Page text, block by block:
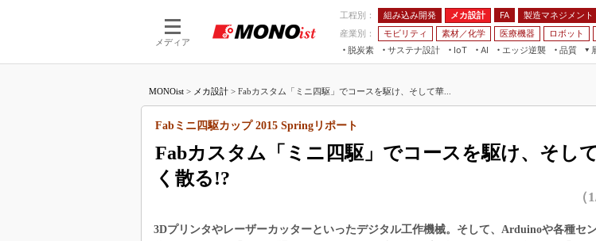
メディア
工程別： 組み込み開発 メカ設計 FA 製造マネジメント
産業別：
モビリティ 素材／化学 医療機器 ロボット
脱炭素
サステナ設計
IoT
つながる工場
つながるサービス
AI
AI×設備保全
Physical AI
エッジ逆襲 品質
JIMTOF
IIFES
TECHNO-FRONTIER
VR／AR
フィールドサービス
FA
モビリティ
MONOist > メカ設計 > Fabカスタム「ミニ四駆」でコースを駆け、そして華...
Fabカスタム「ミニ四駆」でコースを駆け、そし
く散る!?
Fabミニ四駆カップ 2015 Springリポート
（
3Dプリンタやレーザーカッターといったデジタル工作機械。そして、Arduinoや各種セ